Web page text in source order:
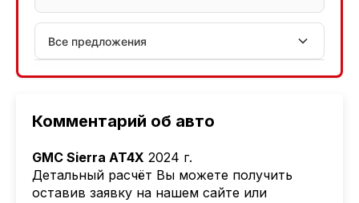
Комментарий об авто
GMC Sierra AT4X 2024 г.
Детальный расчёт Вы можете получить
оставив заявку на нашем сайте или
Все предложения
АСБ лизинг
Лизинг: BYN 17% | USD 7.99% | EUR 6.99%
Также доступен кредит "Проще простого" 18.9%